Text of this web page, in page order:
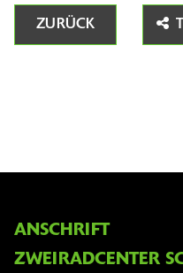
ZURÜCK
ANSCHRIFT
ZWEIRADCENTER